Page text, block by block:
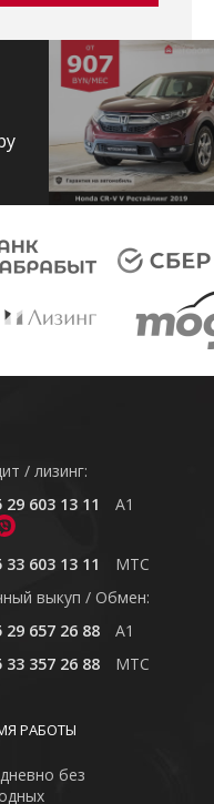
/ лизинг:
29 603 13 11
A1
33 603 13 11
MTC
выкуп / Обмен:
29 657 26 88
A1
33 357 26 88
MTC
РАБОТЫ
без